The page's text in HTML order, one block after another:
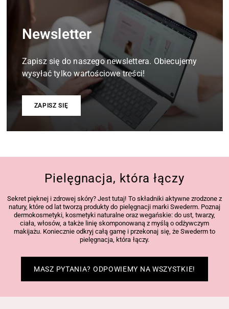
Newsletter
Zapisz się do naszego newslettera. Obiecujemy
wysyłać tylko wartościowe treści!
ZAPISZ SIĘ
Pielęgnacja, która łączy
Sekret pięknej i zdrowej skóry? Jest tutaj! To składniki aktywne zrodzone z
natury, które od lat tworzą produkty do pielęgnacji marki Swederm. Poznaj
dermokosmetyki, kosmetyki naturalne oraz wegańskie: do ust, twarzy,
ciała, włosów, a także linię skomponowaną z myślą o odżywczym
makijażu. Koniecznie odkryj całą gamę i przekonaj się, że Swederm to
pielęgnacja, która łączy.
MASZ PYTANIA? ODPOWIEMY NA WSZYSTKIE!